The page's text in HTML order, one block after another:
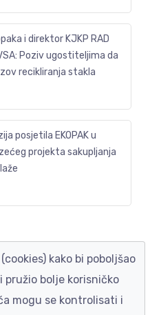
i direktor KJKP RAD
Poziv ugostiteljima da
recikliranja stakla
posjetila EKOPAK u
projekta sakupljanja
kako bi poboljšao
bolje korisničko
mogu se kontrolisati i